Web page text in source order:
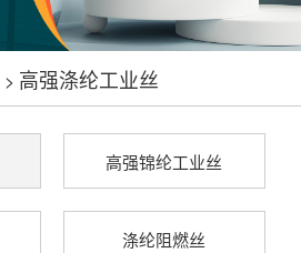
> 高强涤纶工业丝
高强锦纶工业丝
涤纶阻燃丝